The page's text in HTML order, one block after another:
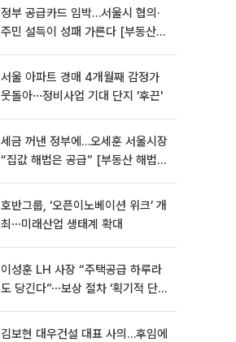
정부 공급카드 임박…서울시 협의·
주민 설득이 성패 가른다 [부동산
서울 아파트 경매 4개월째 감정가
웃돌아⋯정비사업 기대 단지 '후끈'
세금 꺼낸 정부에…오세훈 서울시장
“집값 해법은 공급” [부동산 해법
호반그룹, ‘오픈이노베이션 위크’ 개
최⋯미래산업 생태계 확대
이성훈 LH 사장 “주택공급 하루라
도 당긴다”⋯보상 절차 ‘획기적 단
김보현 대우건설 대표 사의…후임에